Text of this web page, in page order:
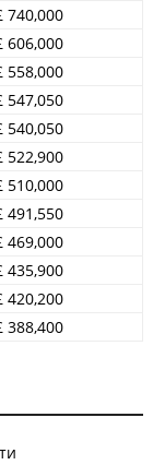
740,000
606,000
558,000
547,050
540,050
522,900
510,000
491,550
469,000
435,900
420,200
388,400